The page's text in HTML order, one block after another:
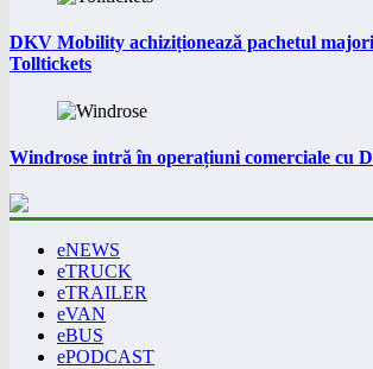
DKV Mobility achiziționează pachetul
Tolltickets
Windrose intră în operațiuni comerciale cu
eNEWS
eTRUCK
eTRAILER
eVAN
eBUS
ePODCAST